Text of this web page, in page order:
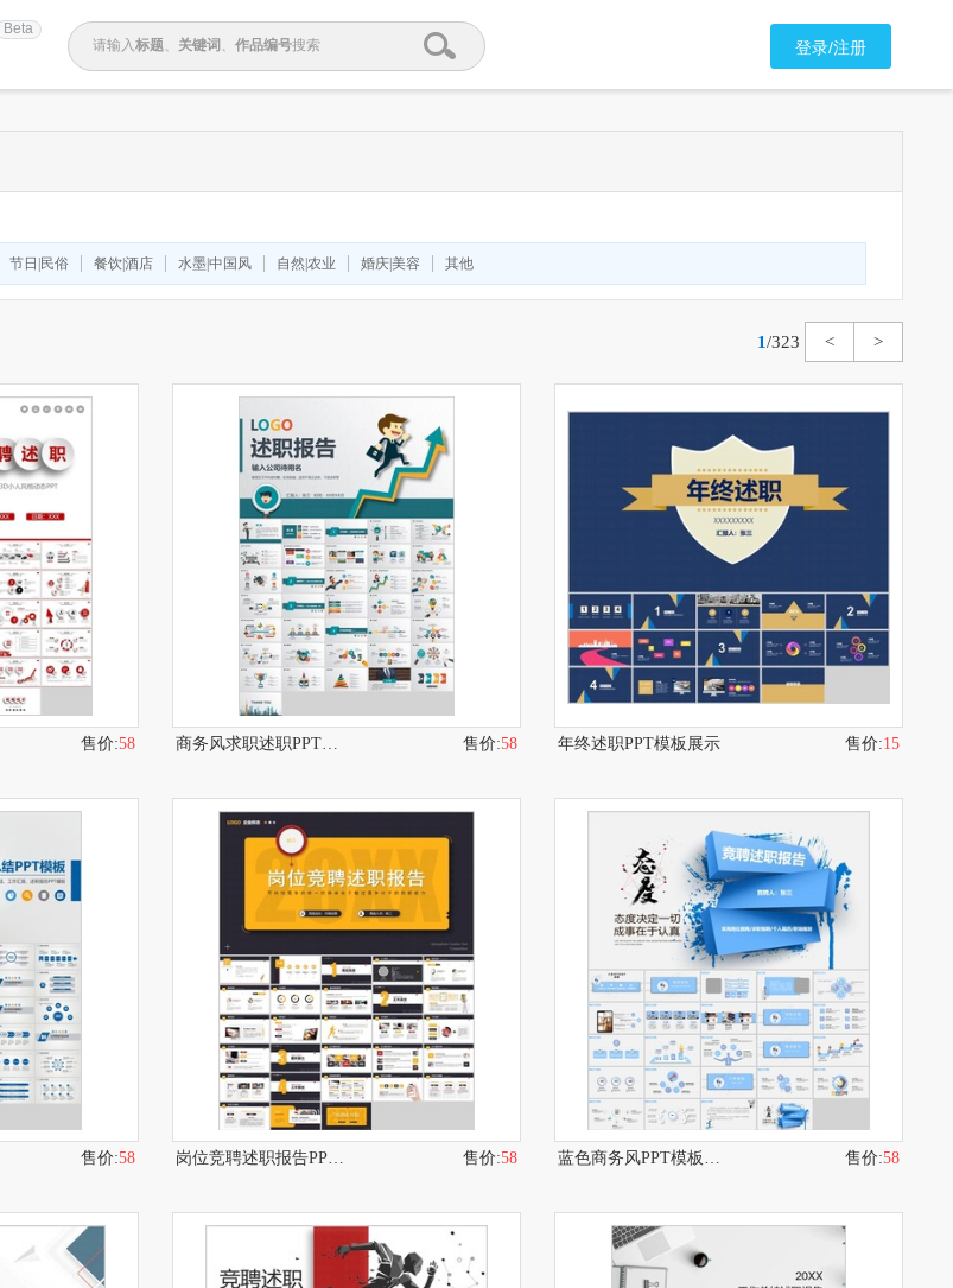
Beta
请输入标题、 关键词 、 作品编号搜索 登录/注册
节日|民俗 餐饮|酒店 水墨|中国风 自然|农业 婚庆|美容 其他
1/323 < >
售价:58 商务风求职述职PPT模板 售价:58 年终述职PPT模板展示 售价:15
售价:58 岗位竞聘述职报告PPT模板 售价:58 蓝色商务风PPT模板展示 售价:58